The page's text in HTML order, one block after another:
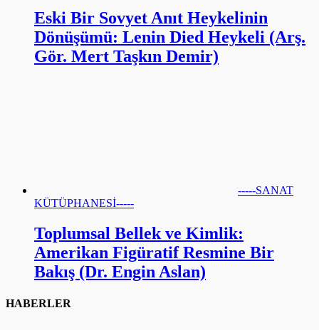
Eski Bir Sovyet Anıt Heykelinin
Dönüşümü: Lenin Died Heykeli (Arş.
Gör. Mert Taşkın Demir)
-----SANAT
KÜTÜPHANESİ-----
Toplumsal Bellek ve Kimlik:
Amerikan Figüratif Resmine Bir
Bakış (Dr. Engin Aslan)
HABERLER